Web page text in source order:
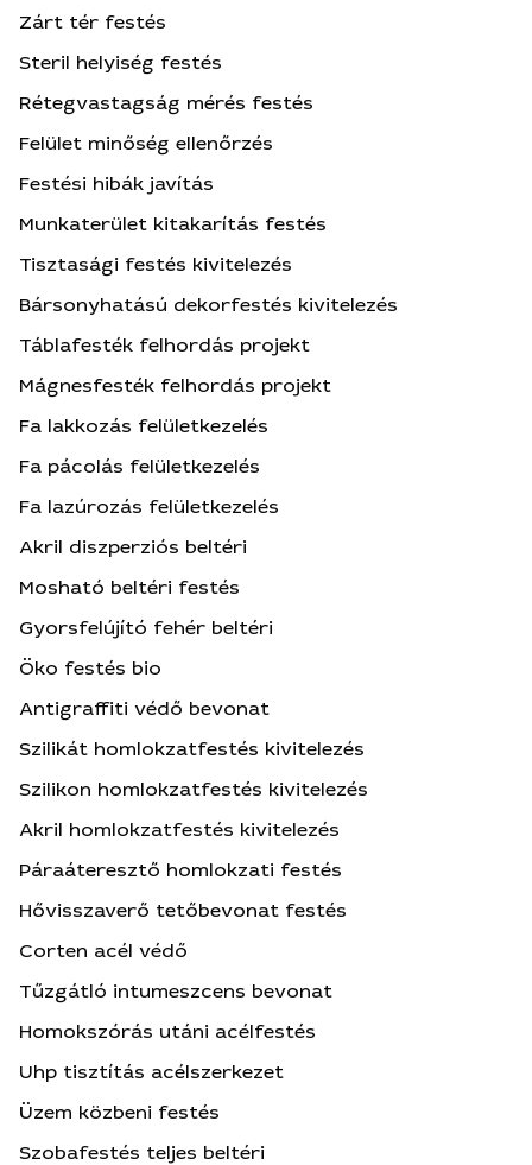
Zárt tér festés
Steril helyiség festés
Rétegvastagság mérés festés
Felület minőség ellenőrzés
Festési hibák javítás
Munkaterület kitakarítás festés
Tisztasági festés kivitelezés
Bársonyhatású dekorfestés kivitelezés
Táblafesték felhordás projekt
Mágnesfesték felhordás projekt
Fa lakkozás felületkezelés
Fa pácolás felületkezelés
Fa lazúrozás felületkezelés
Akril diszperziós beltéri
Mosható beltéri festés
Gyorsfelújító fehér beltéri
Öko festés bio
Antigraffiti védő bevonat
Szilikát homlokzatfestés kivitelezés
Szilikon homlokzatfestés kivitelezés
Akril homlokzatfestés kivitelezés
Páraáteresztő homlokzati festés
Hővisszaverő tetőbevonat festés
Corten acél védő
Tűzgátló intumeszcens bevonat
Homokszórás utáni acélfestés
Uhp tisztítás acélszerkezet
Üzem közbeni festés
Szobafestés teljes beltéri